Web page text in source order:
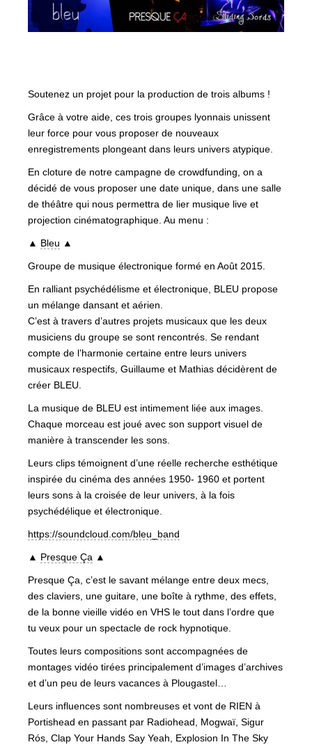
Soutenez un projet pour la production de trois albums !
Grâce à votre aide, ces trois groupes lyonnais unissent
leur force pour vous proposer de nouveaux
enregistrements plongeant dans leurs univers atypique.
En cloture de notre campagne de crowdfunding, on a
décidé de vous proposer une date unique, dans une salle
de théâtre qui nous permettra de lier musique live et
projection cinématographique. Au menu :
▲ Bleu ▲
Groupe de musique électronique formé en Août 2015.
En ralliant psychédélisme et électronique, BLEU propose
un mélange dansant et aérien.
C’est à travers d’autres projets musicaux que les deux
musiciens du groupe se sont rencontrés. Se rendant
compte de l’harmonie certaine entre leurs univers
musicaux respectifs, Guillaume et Mathias décidèrent de
créer BLEU.
La musique de BLEU est intimement liée aux images.
Chaque morceau est joué avec son support visuel de
manière à transcender les sons.
Leurs clips témoignent d’une réelle recherche esthétique
inspirée du cinéma des années 1950- 1960 et portent
leurs sons à la croisée de leur univers, à la fois
psychédélique et électronique.
https://soundcloud.com/bleu_band
▲ Presque Ça ▲
Presque Ça, c’est le savant mélange entre deux mecs,
des claviers, une guitare, une boîte à rythme, des effets,
de la bonne vieille vidéo en VHS le tout dans l’ordre que
tu veux pour un spectacle de rock hypnotique.
Toutes leurs compositions sont accompagnées de
montages vidéo tirées principalement d’images d’archives
et d’un peu de leurs vacances à Plougastel…
Leurs influences sont nombreuses et vont de RIEN à
Portishead en passant par Radiohead, Mogwaï, Sigur
Rós, Clap Your Hands Say Yeah, Explosion In The Sky